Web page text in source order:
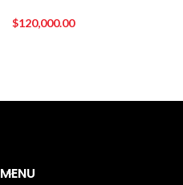
$120,000.00
MENU